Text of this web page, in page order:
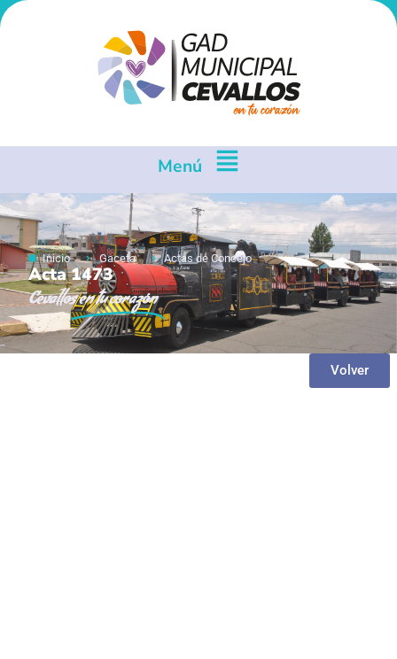
Menú
Inicio Gaceta Actas de Concejo
Acta 1473
Cevallosen tu corazón
Volver